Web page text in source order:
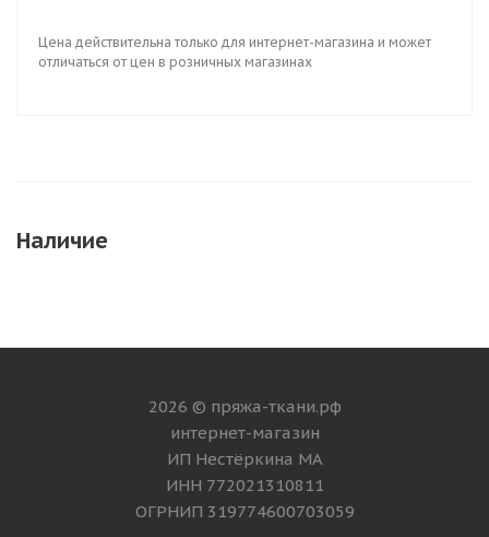
Цена действительна только для интернет-магазина и может
отличаться от цен в розничных магазинах
Наличие
2026 © пряжа-ткани.рф
интернет-магазин
ИП Нестёркина МА
ИНН 772021310811
ОГРНИП 319774600703059